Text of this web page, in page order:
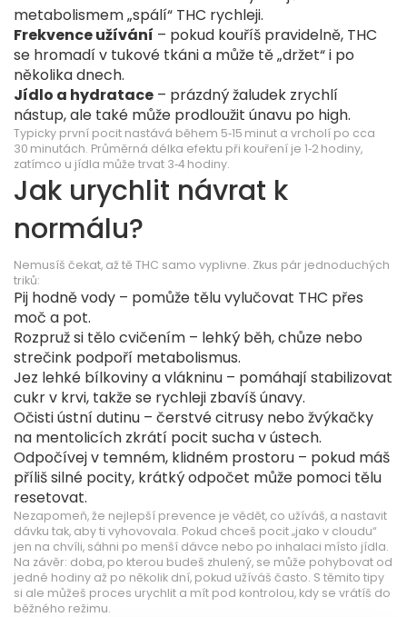
metabolismem „spálí“ THC rychleji.
Frekvence užívání – pokud kouříš pravidelně, THC
se hromadí v tukové tkáni a může tě „držet“ i po
několika dnech.
Jídlo a hydratace – prázdný žaludek zrychlí
nástup, ale také může prodloužit únavu po high.
Typicky první pocit nastává během 5‑15 minut a vrcholí po cca
30 minutách. Průměrná délka efektu při kouření je 1‑2 hodiny,
zatímco u jídla může trvat 3‑4 hodiny.
Jak urychlit návrat k
normálu?
Nemusíš čekat, až tě THC samo vyplivne. Zkus pár jednoduchých
triků:
Pij hodně vody – pomůže tělu vylučovat THC přes
moč a pot.
Rozpruž si tělo cvičením – lehký běh, chůze nebo
strečink podpoří metabolismus.
Jez lehké bílkoviny a vlákninu – pomáhají stabilizovat
cukr v krvi, takže se rychleji zbavíš únavy.
Očisti ústní dutinu – čerstvé citrusy nebo žvýkačky
na mentolicích zkrátí pocit sucha v ústech.
Odpočívej v temném, klidném prostoru – pokud máš
příliš silné pocity, krátký odpočet může pomoci tělu
resetovat.
Nezapomeň, že nejlepší prevence je vědět, co užíváš, a nastavit
dávku tak, aby ti vyhovovala. Pokud chceš pocit „jako v cloudu“
jen na chvíli, sáhni po menší dávce nebo po inhalaci místo jídla.
Na závěr: doba, po kterou budeš zhulený, se může pohybovat od
jedné hodiny až po několik dní, pokud užíváš často. S těmito tipy
si ale můžeš proces urychlit a mít pod kontrolou, kdy se vrátíš do
běžného režimu.